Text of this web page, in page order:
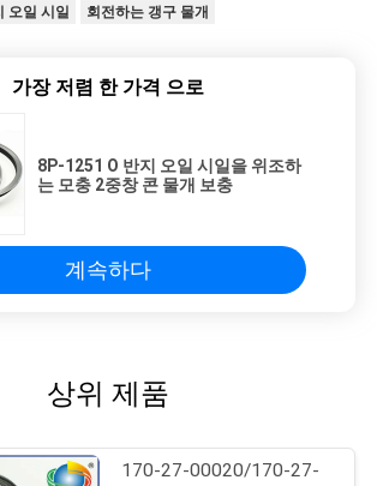
오일 시일 회전하는 갱구 물개
가장 저렴 한 가격 으로
8P-1251 O 반지 오일 시일을 위조하
는 모충 2중창 콘 물개 보충
계속하다
상위 제품
170-27-00020/170-27-